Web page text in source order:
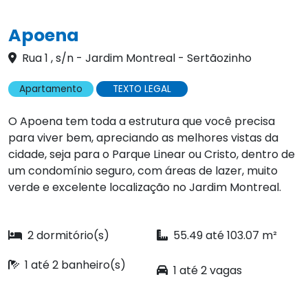
Apoena
Rua 1 , s/n - Jardim Montreal - Sertãozinho
Apartamento TEXTO LEGAL
O Apoena tem toda a estrutura que você precisa
para viver bem, apreciando as melhores vistas da
cidade, seja para o Parque Linear ou Cristo, dentro de
um condomínio seguro, com áreas de lazer, muito
verde e excelente localização no Jardim Montreal.
2 dormitório(s)
55.49 até 103.07 m²
1 até 2 banheiro(s)
1 até 2 vagas